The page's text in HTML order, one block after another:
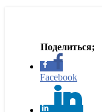
Facebook